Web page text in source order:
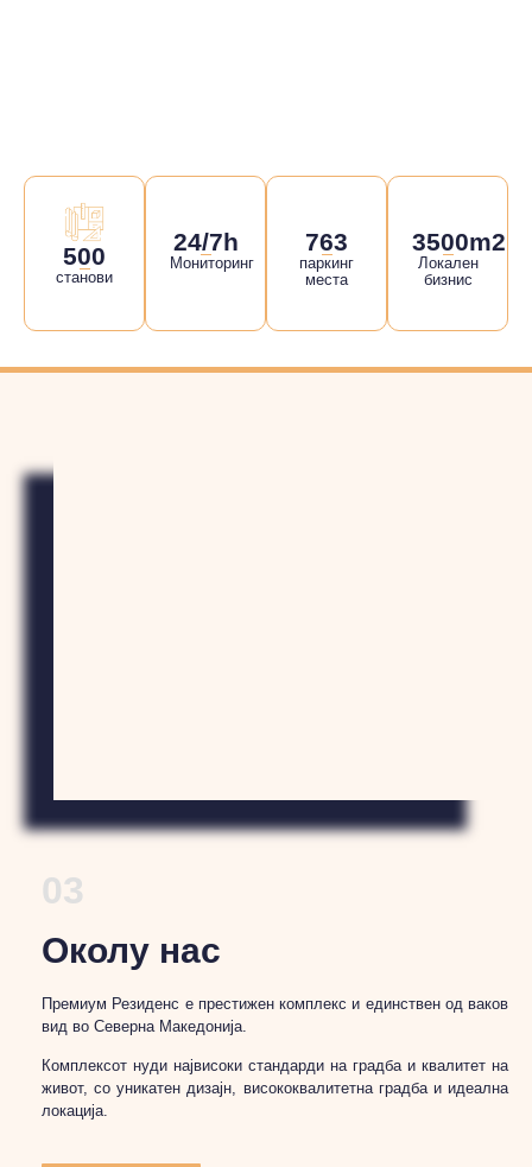
500
станови
24/7h
Мониторинг
763
паркинг
места
3500m2
Локален
бизнис
03
Околу нас
Премиум Резиденс е престижен комплекс и единствен од ваков
вид во Северна Македонија.
Комплексот нуди највисоки стандарди на градба и квалитет на
живот, со уникатен дизајн, висококвалитетна градба и идеална
локација.